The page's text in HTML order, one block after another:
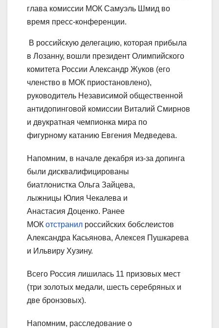
глава комиссии МОК Самуэль Шмид во
время пресс-конференции.
В российскую делегацию, которая прибыла
в Лозанну, вошли президент Олимпийского
комитета России Александр Жуков (его
членство в МОК приостановлено),
руководитель Независимой общественной
антидопинговой комиссии Виталий Смирнов
и двукратная чемпионка мира по
фигурному катанию Евгения Медведева.
Напомним, в начале декабря из-за допинга
были дисквалифицированы
биатлонистка Ольга Зайцева,
лыжницы Юлия Чекалева и
Анастасия Доценко. Ранее
МОК отстранил российских бобслеистов
Александра Касьянова, Алексея Пушкарева
и Ильвиру Хузину.
Всего Россия лишилась 11 призовых мест
(три золотых медали, шесть серебряных и
две бронзовых).
Напомним, расследование о